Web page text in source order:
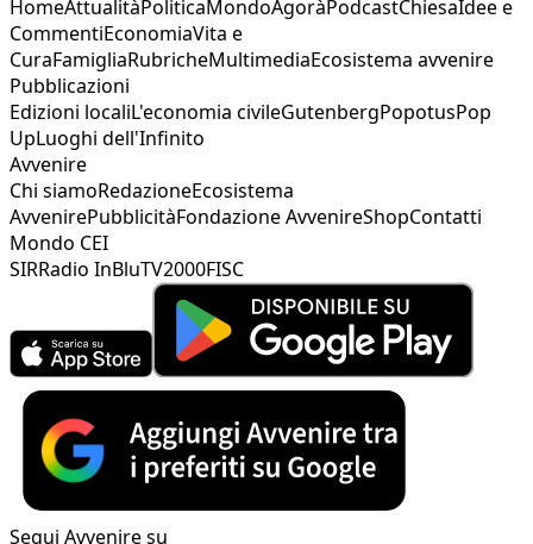
HomeAttualitàPoliticaMondoAgoràPodcastChiesaIdee e
CommentiEconomiaVita e
CuraFamigliaRubricheMultimediaEcosistema avvenire
Pubblicazioni
Edizioni localiL'economia civileGutenbergPopotusPop
UpLuoghi dell'Infinito
Avvenire
Chi siamoRedazioneEcosistema
AvvenirePubblicitàFondazione AvvenireShopContatti
Mondo CEI
SIRRadio InBluTV2000FISC
Segui Avvenire su